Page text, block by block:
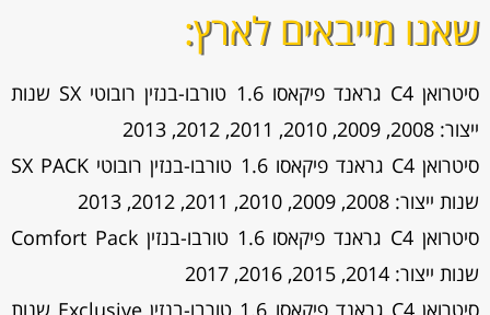
שאנו מייבאים לארץ:
סיטרואן C4 גראנד פיקאסו 1.6 טורבו-בנזין רובוטי SX שנות
ייצור: 2008, 2009, 2010, 2011, 2012, 2013
סיטרואן C4 גראנד פיקאסו 1.6 טורבו-בנזין רובוטי SX PACK
שנות ייצור: 2008, 2009, 2010, 2011, 2012, 2013
סיטרואן C4 גראנד פיקאסו 1.6 טורבו-בנזין Comfort Pack
שנות ייצור: 2014, 2015, 2016, 2017
סיטרואן C4 גראנד פיקאסו 1.6 טורבו-בנזין Exclusive שנות